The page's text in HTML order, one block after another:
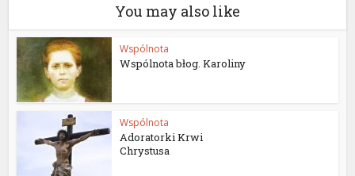
You may also like
Wspólnota
Wspólnota błog. Karoliny
Wspólnota
Adoratorki Krwi
Chrystusa